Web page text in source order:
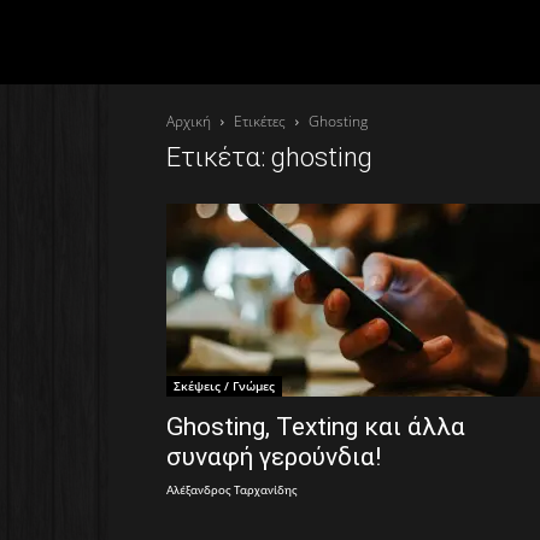
Αρχική Ετικέτες Ghosting
Ετικέτα: ghosting
Σκέψεις / Γνώμες
Ghosting, Texting και άλλα
συναφή γερούνδια!
Αλέξανδρος Ταρχανίδης